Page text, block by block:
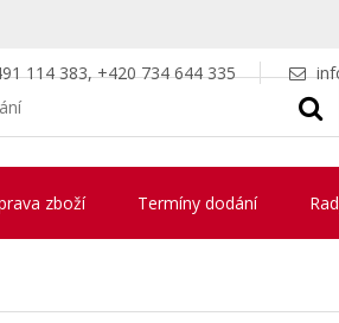
114 383, +420 734 644 335
zboží Termíny dodání